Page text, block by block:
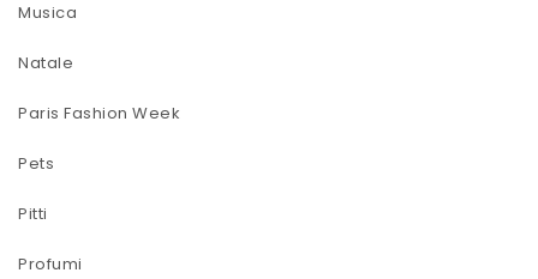
Musica
Natale
Paris Fashion Week
Pets
Pitti
Profumi